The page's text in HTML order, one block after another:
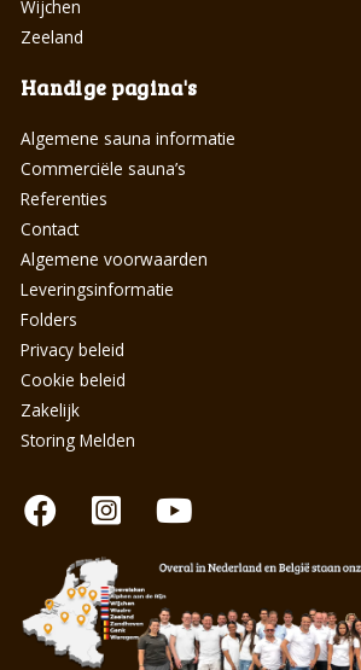
Wijchen
Zeeland
Handige pagina's
Algemene sauna informatie
Commerciële sauna’s
Referenties
Contact
Algemene voorwaarden
Leveringsinformatie
Folders
Privacy beleid
Cookie beleid
Zakelijk
Storing Melden